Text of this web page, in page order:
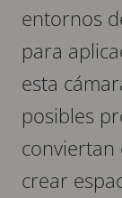
entornos
para
esta
posibles
conviertan
crear